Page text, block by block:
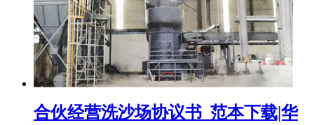
合伙经营洗沙场协议书_范本下载|华